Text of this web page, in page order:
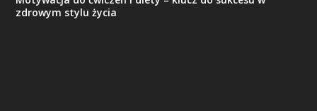
zdrowym stylu życia